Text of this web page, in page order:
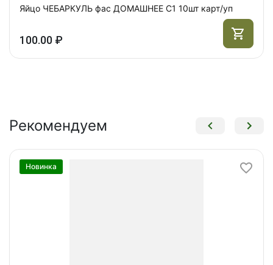
Яйцо ЧЕБАРКУЛЬ фас ДОМАШНЕЕ С1 10шт карт/уп
100.00 ₽
Рекомендуем
Новинка